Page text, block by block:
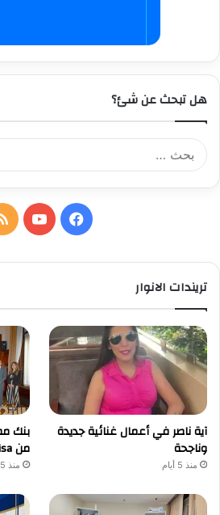
هل تبحث عن شئ؟
فيسبوك
تريندات الانوار
آية ناصر في أعمال غنائية جديدة
وناجحة
منذ 5 أيام
بنك
من Visa
منذ 5 أيام